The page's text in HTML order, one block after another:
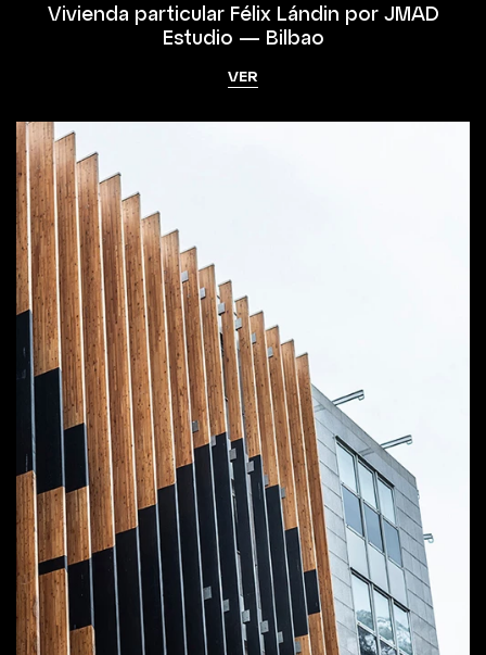
Vivienda particular Félix Lándin por JMAD
Estudio — Bilbao
VER